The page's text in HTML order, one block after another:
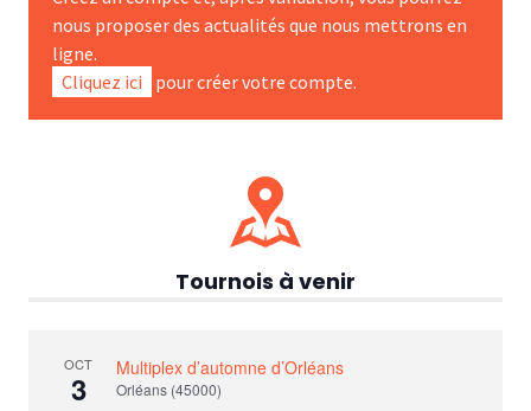
nous proposer des actualités que nous mettrons en
ligne.
Cliquez ici
pour créer votre compte.
Tournois à venir
OCT
3
Multiplex d’automne d’Orléans
Orléans (45000)